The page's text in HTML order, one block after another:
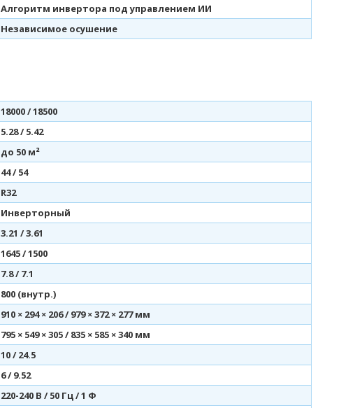
Алгоритм инвертора под управлением ИИ
Независимое осушение
18000 / 18500
5.28 / 5.42
до 50 м²
44 / 54
R32
Инверторный
3.21 / 3.61
1645 / 1500
7.8 / 7.1
800 (внутр.)
910 × 294 × 206 / 979 × 372 × 277 мм
795 × 549 × 305 / 835 × 585 × 340 мм
10 / 24.5
6 / 9.52
220-240 В / 50 Гц / 1 Ф